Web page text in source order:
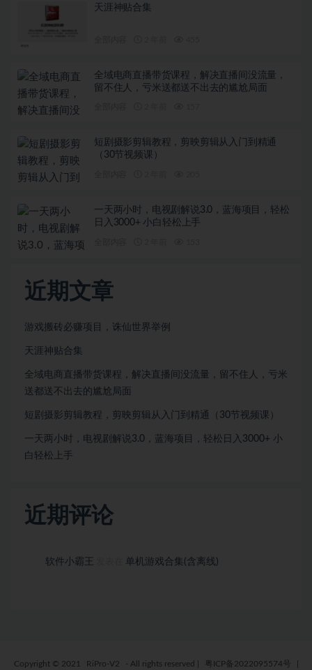
天涯神贴合集
全域电商直播带货课程，解决直播间没流量，
留不住人，亏米送都送不出去的尴尬局面
短剧摄影剪辑教程，剪映剪辑从入门到精通
（30节视频课）
一天两小时，电视剧解说3.0，蓝海项目，轻松
日入3000+ 小白轻松上手
近期文章
游戏搬砖必赚项目，诛仙世界举例
天涯神贴合集
全域电商直播带货课程，解决直播间没流量，留不住人，亏米
送都送不出去的尴尬局面
短剧摄影剪辑教程，剪映剪辑从入门到精通（30节视频课）
一天两小时，电视剧解说3.0，蓝海项目，轻松日入3000+ 小
白轻松上手
近期评论
软件小霸王 单机游戏合集(含离线)
Copyright © 2021 RiPro-V2 - All rights reserved 粤ICP备2022095574号